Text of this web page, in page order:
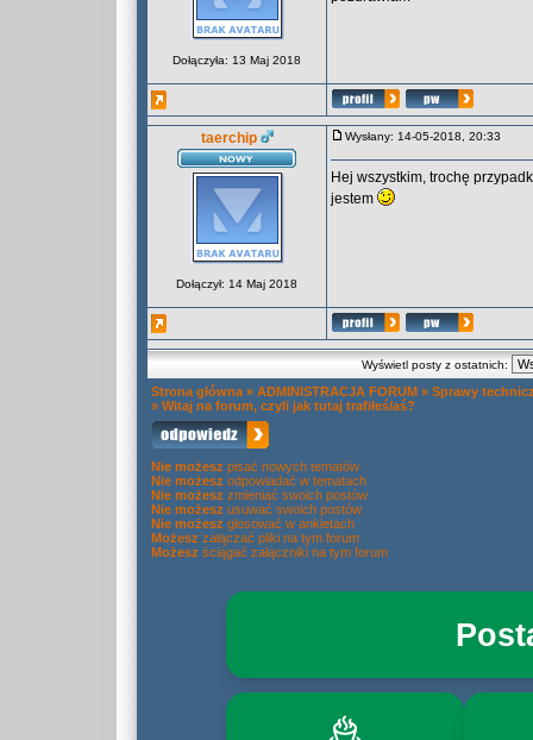
Dołączyła: 13 Maj 2018
taerchip
Dołączył: 14 Maj 2018
Wysłany: 14-05-2018, 20:33
Hej wszystkim, trochę
jestem
Wyświetl posty z ostatnich:
Strona główna » ADMINISTRACJA FORUM » Sprawy
» Witaj na forum, czyli jak tutaj trafiłeś/aś?
Nie możesz pisać nowych tematów
Nie możesz odpowiadać w tematach
Nie możesz zmieniać swoich postów
Nie możesz usuwać swoich postów
Nie możesz głosować w ankietach
Możesz załączać pliki na tym forum
Możesz ściągać załączniki na tym forum